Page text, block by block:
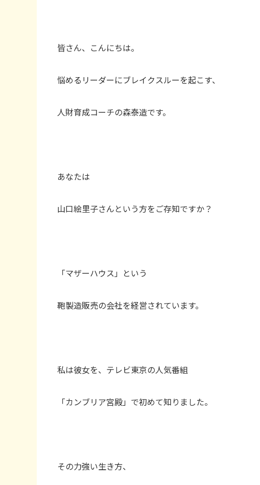
皆さん、こんにちは。
悩めるリーダーにブレイクスルーを起こす、
人財育成コーチの森泰造です。
あなたは
山口絵里子さんという方をご存知ですか？
「マザーハウス」という
鞄製造販売の会社を経営されています。
私は彼女を、テレビ東京の人気番組
「カンブリア宮殿」で初めて知りました。
その力強い生き方、